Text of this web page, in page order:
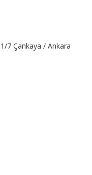
7 Çankaya / Ankara